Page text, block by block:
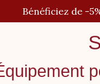
Bénéficiez de -